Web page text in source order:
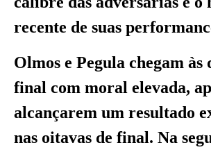
recente de suas
Olmos e Pegula chegam às
final com moral elevada,
alcançarem um resultado
nas oitavas de final. Na